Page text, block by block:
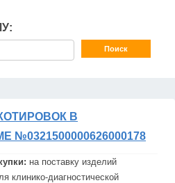
В
на поставку изделий
клинико-диагностической